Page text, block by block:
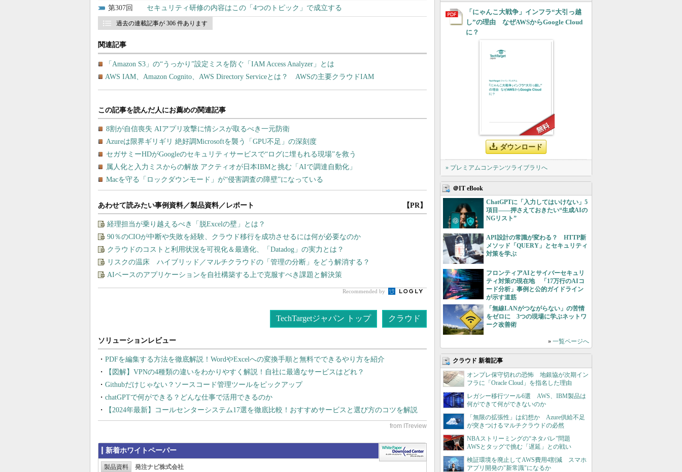
307 セキュリティ研修の内容はこの「4つのトピック」で成立する
過去の連載記事が 306 件あります
関連記事
「Amazon S3」の“うっかり”設定ミスを防ぐ「IAM Access Analyzer」とは
AWS IAM、Amazon Cognito、AWS Directory Serviceとは？ AWSの主要クラウドIAM
あわせて読みたい事例資料／製品資料／レポート 【PR】
経理担当が乗り越えるべき「脱Excelの壁」とは？
90％のCIOが中断や失敗を経験、クラウド移行を成功させるには何が必要なのか
クラウドのコストと利用状況を可視化＆最適化、「Datadog」の実力とは？
リスクの温床 ハイブリッド／マルチクラウドの「管理の分断」をどう解消する？
AIベースのアプリケーションを自社構築する上で克服すべき課題と解決策
Recommended by
TechTargetジャパン トップ クラウド
PDFを編集する方法を徹底解説！WordやExcelへの変換手順と無料でできるやり方を紹介
【図解】VPNの4種類の違いをわかりやすく解説！自社に最適なサービスはどれ？
Githubだけじゃない？ソースコード管理ツールをピックアップ
chatGPTで何ができる？どんな仕事で活用できるのか
【2024年最新】コールセンターシステム17選を徹底比較！おすすめサービスと選び方のコツを解説
新着ホワイトペーパー
製品資料 発注ナビ株式会社
「にゃんこ大戦争」インフラ“大引っ越
し”の理由 なぜAWSからGoogle Cloud
に？
ダウンロード
» プレミアムコンテンツライブラリへ
＠IT eBook
ChatGPTに「入力してはいけない」5
項目――押さえておきたい“生成AIの
NGリスト”
API設計の常識が変わる？ HTTP新
メソッド「QUERY」とセキュリティ
対策を学ぶ
フロンティアAIとサイバーセキュリ
ティ対策の現在地 「17万行のAIコ
ード分析」事例と公的ガイドライン
が示す道筋
「無線LANがつながらない」の苦情
をゼロに 3つの現場に学ぶネットワ
ーク改善術
» 一覧ページへ
クラウド 新着記事
オンプレ保守切れの恐怖 地銀協が次期イン
フラに「Oracle Cloud」を指名した理由
レガシー移行ツール6選 AWS、IBM製品は
何ができて何ができないのか
「無限の拡張性」は幻想か Azure供給不足
が突きつけるマルチクラウドの必然
NBAストリーミングの“ネタバレ”問題
AWSとタッグで挑む「遅延」との戦い
検証環境を廃止してAWS費用4割減 スマホ
アプリ開発の"新常識"になるか